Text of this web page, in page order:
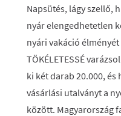
Napsütés, lágy szellő,
nyár elengedhetetlen
nyári vakáció
TÖKÉLETESSÉ
ki két darab 20.000,
vásárlási utalványt a
között. Magyarország